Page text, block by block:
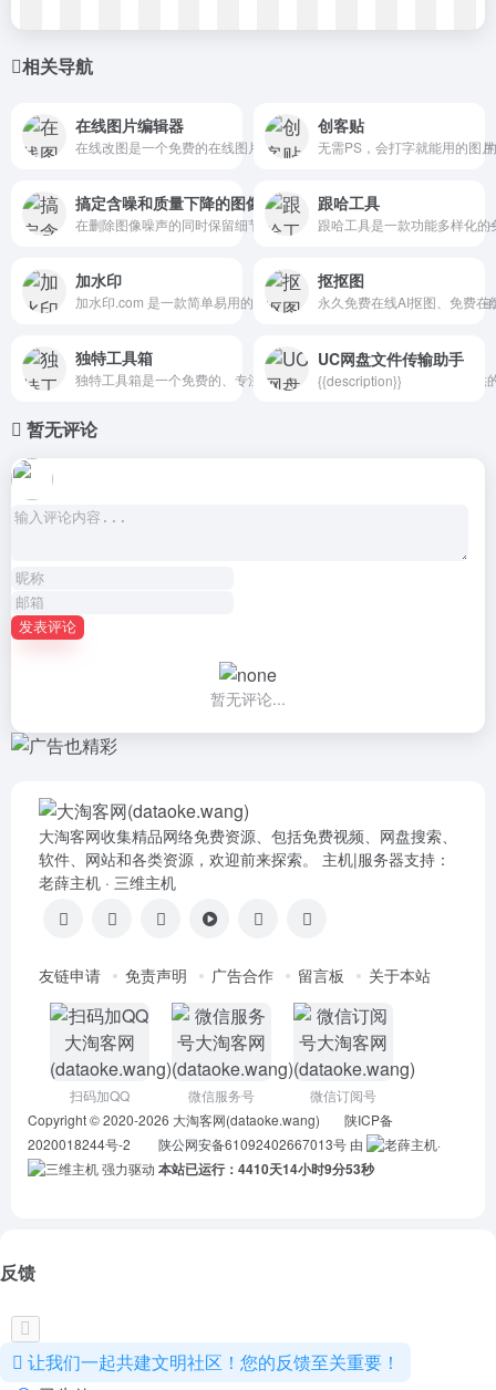
相关导航
在线图片编辑器
在线改图是一个免费的在线图片编辑工具,无需登录,免费使用,不上传
创客贴
无需PS，会打字就能用的图
搞定含噪和质量下降的图像
在删除图像噪声的同时保留细节 — 100% 免费 — 全部在浏览器中完成
跟哈工具
跟哈工具是一款功能多样化
加水印
加水印.com 是一款简单易用的在线图片加水印工具。支持批量处理、
抠抠图
永久免费在线AI抠图、免费
独特工具箱
独特工具箱是一个免费的、专注于用户体验的在线工具网站。本站提
UC网盘文件传输助手
{{description}}
暂无评论
发表评论
暂无评论...
大淘客网收集精品网络免费资源、包括免费视频、网盘搜索、
软件、网站和各类资源，欢迎前来探索。 主机|服务器支持：
老薛主机 · 三维主机
友链申请 免责声明 广告合作 留言板 关于本站
扫码加QQ 微信服务号
微信订阅号
Copyright © 2020-2026 大淘客网(dataoke.wang)
陕ICP备
2020018244号-2
陕公网安备61092402667013号 由
·
强力驱动 本站已运行：4410天14小时9分53秒
反馈
让我们一起共建文明社区！您的反馈至关重要！